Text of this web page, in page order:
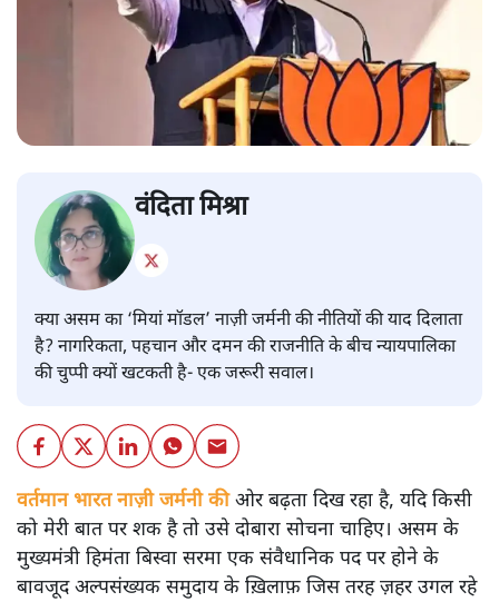
वंदिता मिश्रा
क्या असम का ‘मियां मॉडल’ नाज़ी जर्मनी की नीतियों की याद दिलाता
है? नागरिकता, पहचान और दमन की राजनीति के बीच न्यायपालिका
की चुप्पी क्यों खटकती है- एक जरूरी सवाल।
वर्तमान भारत नाज़ी जर्मनी कीओर बढ़ता दिख रहा है, यदि किसी
को मेरी बात पर शक है तो उसे दोबारा सोचना चाहिए। असम के
मुख्यमंत्री हिमंता बिस्वा सरमा एक संवैधानिक पद पर होने के
बावजूद अल्पसंख्यक समुदाय के ख़िलाफ़ जिस तरह ज़हर उगल रहे